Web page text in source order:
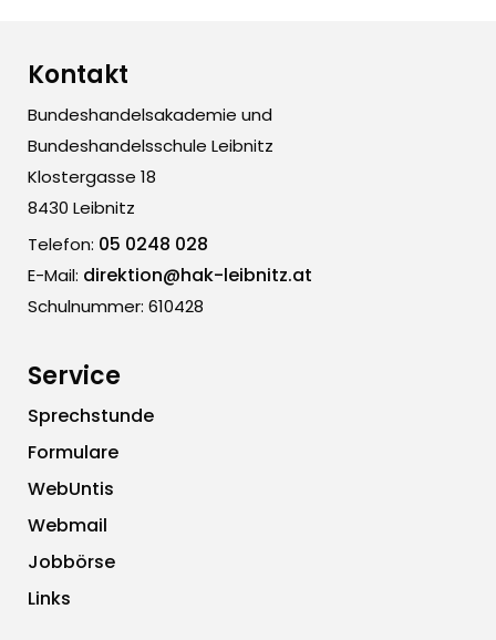
Kontakt
Bundeshandelsakademie und
Bundeshandelsschule Leibnitz
Klostergasse 18
8430 Leibnitz
Telefon: 05 0248 028
E-Mail: direktion@hak-leibnitz.at
Schulnummer: 610428
Service
Sprechstunde
Formulare
WebUntis
Webmail
Jobbörse
Links